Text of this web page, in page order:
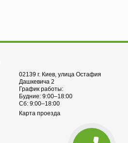
02139 г. Киев, улица Остафия
Дашкевича 2
График работы:
Будние: 9:00–18:00
Сб: 9:00–18:00
Карта проезда